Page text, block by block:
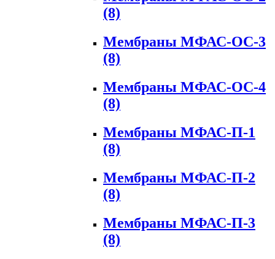
(8)
Мембраны МФАС-ОС-3
(8)
Мембраны МФАС-ОС-4
(8)
Мембраны МФАС-П-1
(8)
Мембраны МФАС-П-2
(8)
Мембраны МФАС-П-3
(8)